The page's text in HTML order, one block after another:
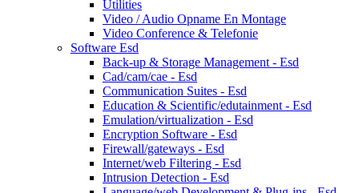
Utilities
Video / Audio Opname En Montage
Video Conference & Telefonie
Software Esd
Back-up & Storage Management - Esd
Cad/cam/cae - Esd
Communication Suites - Esd
Education & Scientific/edutainment - Esd
Emulation/virtualization - Esd
Encryption Software - Esd
Firewall/gateways - Esd
Internet/web Filtering - Esd
Intrusion Detection - Esd